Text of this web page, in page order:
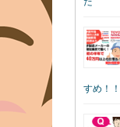
すめ！！